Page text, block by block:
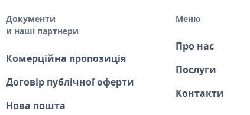
Документи
и наші партнери
Комерційна пропозиція
Договір публічної оферти
Нова пошта
Меню
Про нас
Послуги
Контакти